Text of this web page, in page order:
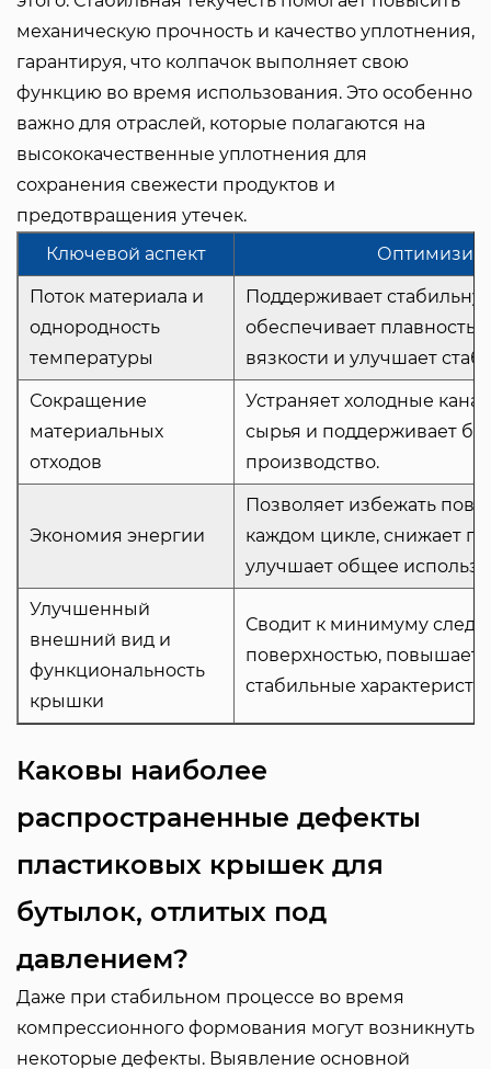
механическую прочность и качество уплотнения,
гарантируя, что колпачок выполняет свою
функцию во время использования. Это особенно
важно для отраслей, которые полагаются на
высококачественные уплотнения для
сохранения свежести продуктов и
предотвращения утечек.
Ключевой аспект
Поток материала и
однородность
температуры
Поддерживает
обеспечивает плавность
вязкости и улучшает
Сокращение
материальных
отходов
Устраняет холодные
сырья и поддерживает
производство.
Экономия энергии
Позволяет избежать
каждом цикле, снижает
улучшает общее
Улучшенный
внешний вид и
функциональность
крышки
Сводит к минимуму
поверхностью, повышает
стабильные
Каковы наиболее
распространенные дефекты
пластиковых крышек для
бутылок, отлитых под
давлением?
Даже при стабильном процессе во время
компрессионного формования могут возникнуть
некоторые дефекты. Выявление основной